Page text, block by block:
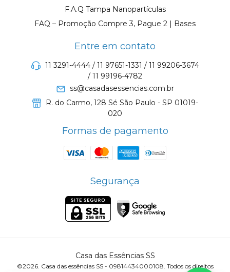
F.A.Q Tampa Nanopartículas
FAQ – Promoção Compre 3, Pague 2 | Bases
Entre em contato
11 3291-4444 / 11 97651-1331 / 11 99206-3674
/ 11 99196-4782
ss@casadasessencias.com.br
R. do Carmo, 128 Sé São Paulo - SP 01019-
020
Formas de pagamento
Segurança
Casa das Essências SS
©2026. Casa das essências SS - 09814434000108. Todos os direitos